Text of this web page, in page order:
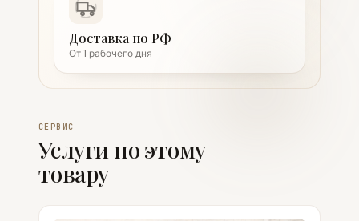
Доставка по РФ
От 1 рабочего дня
СЕРВИС
Услуги по этому
товару